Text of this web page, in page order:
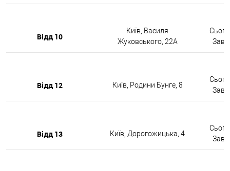
Відд 10
Київ, Василя
Жуковського, 22А
Відд 12 Київ, Родини Бунге, 8
Відд 13 Київ, Дорогожицька, 4